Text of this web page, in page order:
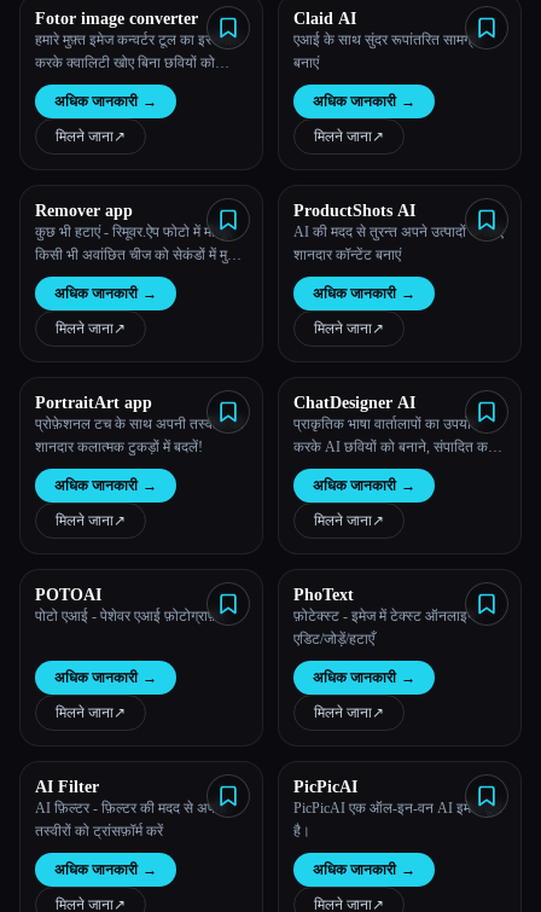
Fotor image converter
हमारे मुफ़्त इमेज कन्वर्टर टूल का इस्तेमाल
करके क्वालिटी खोए बिना छवियों को
ऑनलाइन कन्वर्ट करें।
अधिक जानकारी →
मिलने जाना↗︎
Claid AI
एआई के साथ सुंदर रूपांतरित सामग्री
बनाएं
अधिक जानकारी →
मिलने जाना↗︎
Remover app
कुछ भी हटाएं - रिमूवर.ऐप फोटो में मौजूद
किसी भी अवांछित चीज को सेकंडों में मुफ्त
में हटा सकता है
अधिक जानकारी →
मिलने जाना↗︎
ProductShots AI
AI की मदद से तुरन्त अपने उत्पादों के लिए
शानदार कॉन्टेंट बनाएं
अधिक जानकारी →
मिलने जाना↗︎
PortraitArt app
प्रोफ़ेशनल टच के साथ अपनी तस्वीरों को
शानदार कलात्मक टुकड़ों में बदलें!
अधिक जानकारी →
मिलने जाना↗︎
ChatDesigner AI
प्राकृतिक भाषा वार्तालापों का उपयोग
करके AI छवियों को बनाने, संपादित करने
और पुनरावृत्त करने के लिए टेक्स्ट, जैसे
किसी डिज़ाइनर से बात करना।
अधिक जानकारी →
मिलने जाना↗︎
POTOAI
पोटो एआई - पेशेवर एआई फ़ोटोग्राफ़र
अधिक जानकारी →
मिलने जाना↗︎
PhoText
फ़ोटेक्स्ट - इमेज में टेक्स्ट ऑनलाइन
एडिट/जोड़ें/हटाएँ
अधिक जानकारी →
मिलने जाना↗︎
AI Filter
AI फ़िल्टर - फ़िल्टर की मदद से अपनी
तस्वीरों को ट्रांसफ़ॉर्म करें
अधिक जानकारी →
मिलने जाना↗︎
PicPicAI
PicPicAI एक ऑल-इन-वन AI इमेज टूल
है।
अधिक जानकारी →
मिलने जाना↗︎